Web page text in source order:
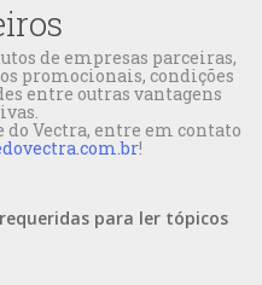
de empresas parceiras,
promocionais, condições
entre outras vantagens
do Vectra, entre em contato
!
para ler tópicos